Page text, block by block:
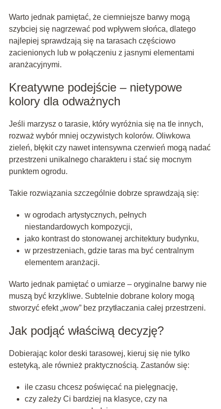
Warto jednak pamiętać, że ciemniejsze barwy mogą
szybciej się nagrzewać pod wpływem słońca, dlatego
najlepiej sprawdzają się na tarasach częściowo
zacienionych lub w połączeniu z jasnymi elementami
aranżacyjnymi.
Kreatywne podejście – nietypowe
kolory dla odważnych
Jeśli marzysz o tarasie, który wyróżnia się na tle innych,
rozważ wybór mniej oczywistych kolorów. Oliwkowa
zieleń, błękit czy nawet intensywna czerwień mogą nadać
przestrzeni unikalnego charakteru i stać się mocnym
punktem ogrodu.
Takie rozwiązania szczególnie dobrze sprawdzają się:
w ogrodach artystycznych, pełnych
niestandardowych kompozycji,
jako kontrast do stonowanej architektury budynku,
w przestrzeniach, gdzie taras ma być centralnym
elementem aranżacji.
Warto jednak pamiętać o umiarze – oryginalne barwy nie
muszą być krzykliwe. Subtelnie dobrane kolory mogą
stworzyć efekt „wow” bez przytłaczania całej przestrzeni.
Jak podjąć właściwą decyzję?
Dobierając kolor deski tarasowej, kieruj się nie tylko
estetyką, ale również praktycznością. Zastanów się:
ile czasu chcesz poświęcać na pielęgnację,
czy zależy Ci bardziej na klasyce, czy na